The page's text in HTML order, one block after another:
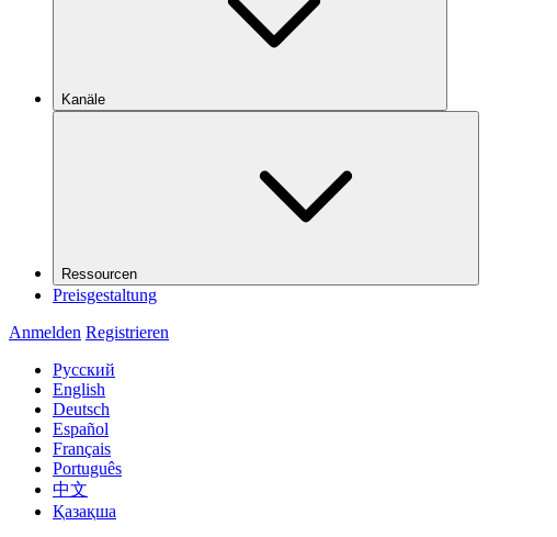
Kanäle
Ressourcen
Preisgestaltung
Anmelden Registrieren
Русский
English
Deutsch
Español
Français
Português
中文
Қазақша